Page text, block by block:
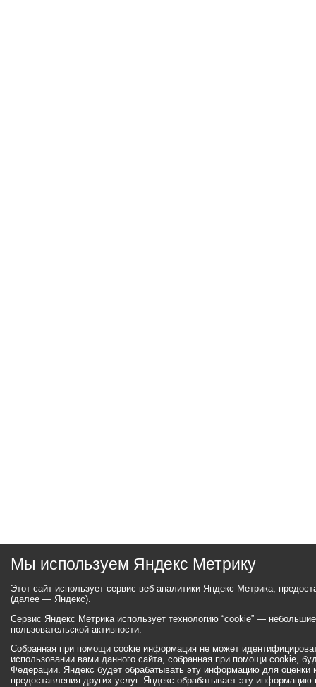
Мы используем Яндекс Метрику
Этот сайт использует сервис веб-аналитики Яндекс Метрика,
(далее — Яндекс).
Сервис Яндекс Метрика использует технологию “cookie” —
пользовательской активности.
Собранная при помощи cookie информация не может
использовании вами данного сайта, собранная при помощи cookie,
Федерации. Яндекс будет обрабатывать эту информацию для оценки
предоставления других услуг. Яндекс обрабатывает эту